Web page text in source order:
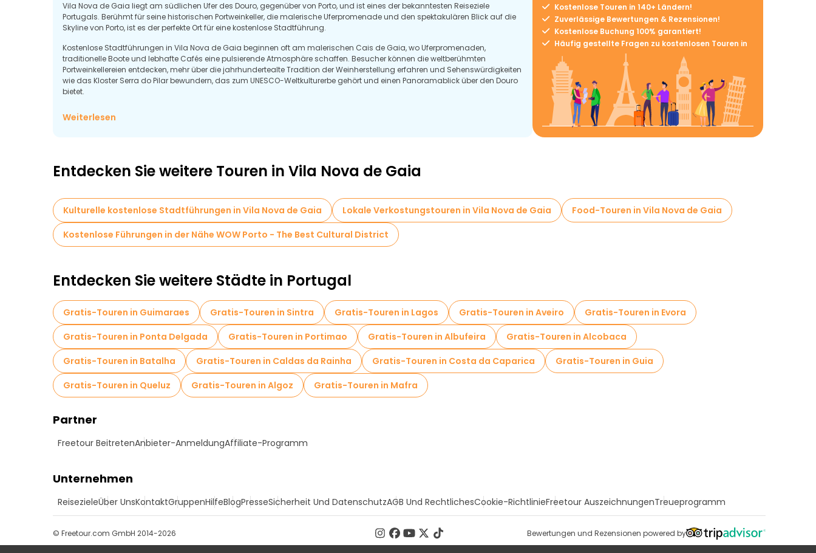
Vila Nova de Gaia liegt am südlichen Ufer des Douro, gegenüber von Porto, und ist eines der bekanntesten Reiseziele
Portugals. Berühmt für seine historischen Portweinkeller, die malerische Uferpromenade und den spektakulären Blick auf die
Skyline von Porto, ist es der perfekte Ort für eine kostenlose Stadtführung.
Kostenlose Stadtführungen in Vila Nova de Gaia beginnen oft am malerischen Cais de Gaia, wo Uferpromenaden,
traditionelle Boote und lebhafte Cafés eine pulsierende Atmosphäre schaffen. Besucher können die weltberühmten
Portweinkellereien entdecken, mehr über die jahrhundertealte Tradition der Weinherstellung erfahren und Sehenswürdigkeiten
wie das Kloster Serra do Pilar bewundern, das zum UNESCO-Weltkulturerbe gehört und einen Panoramablick über den Douro
bietet.
Neben seinen historischen Sehenswürdigkeiten besticht Gaia durch wunderschöne Strände, grüne Parks und malerische
Wanderwege entlang der Atlantikküste. Lokale Restaurants servieren frische Meeresfrüchte zusammen mit Portugals
Weiterlesen
Kostenlose Touren in 140+ Ländern!
Zuverlässige Bewertungen & Rezensionen!
Kostenlose Buchung 100% garantiert!
Häufig gestellte Fragen zu kostenlosen Touren in
Entdecken Sie weitere Touren in Vila Nova de Gaia
Kulturelle kostenlose Stadtführungen in Vila Nova de Gaia Lokale Verkostungstouren in Vila Nova de Gaia
Food-Touren in Vila Nova de Gaia
Kostenlose Führungen in der Nähe WOW Porto - The Best Cultural District
Entdecken Sie weitere Städte in Portugal
Gratis-Touren in Guimaraes Gratis-Touren in Sintra Gratis-Touren in Lagos Gratis-Touren in Aveiro
Gratis-Touren in Evora
Gratis-Touren in Ponta Delgada
Gratis-Touren in Portimao Gratis-Touren in Albufeira
Gratis-Touren in Alcobaca
Gratis-Touren in Batalha
Gratis-Touren in Caldas da Rainha Gratis-Touren in Costa da Caparica
Gratis-Touren in Guia
Gratis-Touren in Queluz
Gratis-Touren in Algoz Gratis-Touren in Mafra
Partner
Freetour BeitretenAnbieter-AnmeldungAffiliate-Programm
Unternehmen
ReisezieleÜber UnsKontaktGruppenHilfeBlogPresseSicherheit Und DatenschutzAGB Und RechtlichesCookie-RichtlinieFreetour AuszeichnungenTreueprogramm
Bewertungen und Rezensionen powered by
© Freetour.com GmbH 2014-2026